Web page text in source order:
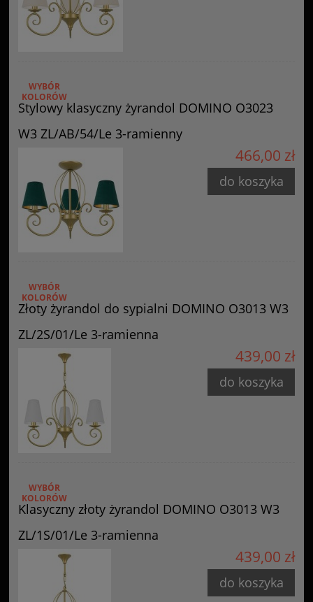
Stylowy klasyczny żyrandol DOMINO O3023
W3 ZL/AB/54/Le 3-ramienny
WYBÓR
KOLORÓW
466,00 zł
do koszyka
Złoty żyrandol do sypialni DOMINO O3013 W3
ZL/2S/01/Le 3-ramienna
WYBÓR
KOLORÓW
439,00 zł
do koszyka
Klasyczny złoty żyrandol DOMINO O3013 W3
ZL/1S/01/Le 3-ramienna
WYBÓR
KOLORÓW
439,00 zł
do koszyka